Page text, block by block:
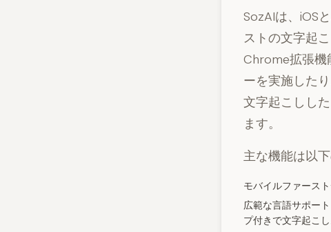
SozAIは、iOS
ストの文字起
Chrome拡張機
ーを実施した
文字起こしし
ます。
主な機能は以下
モバイルファースト
広範な言語サポート
プ付きで文字起こし